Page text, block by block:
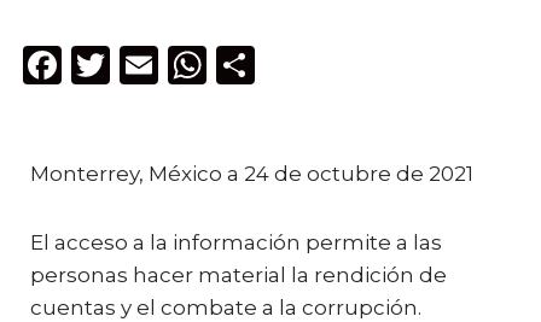
F
e
o
o
T
te
E
l
W
ts
p
p
p
ti
r
Monterrey, México a 24 de octubre de 2021
El acceso a la información permite a las
personas hacer material la rendición de
cuentas y el combate a la corrupción.